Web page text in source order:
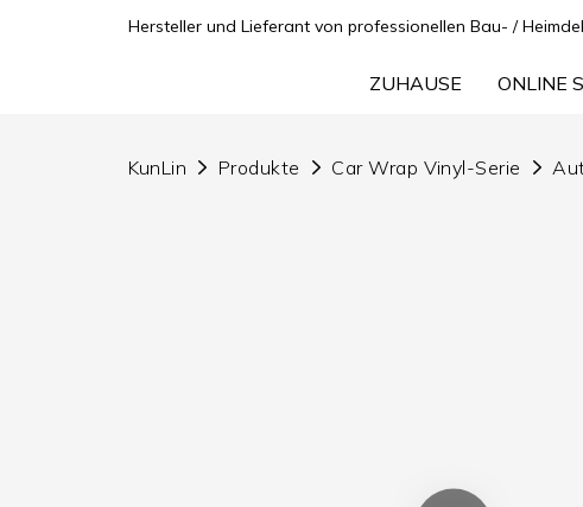
Hersteller und Lieferant von professionellen Bau- /
ZUHAUSE ONLINE
KunLin Produkte Car Wrap Vinyl-Serie